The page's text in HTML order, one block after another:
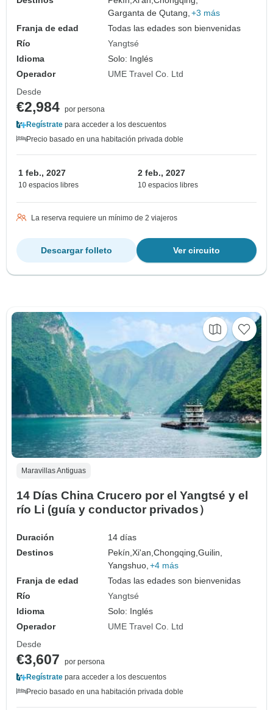
Garganta de Qutang, +3 más
Franja de edad
Todas las edades son bienvenidas
Río
Yangtsé
Idioma
Solo: Inglés
Operador
UME Travel Co. Ltd
Desde
€2,984 por persona
Regístrate para acceder a los descuentos
Precio basado en una habitación privada doble
1 feb., 2027
10 espacios libres
2 feb., 2027
10 espacios libres
La reserva requiere un mínimo de 2 viajeros
Ver circuito
Descargar folleto
Maravillas Antiguas
14 Días China Crucero por el Yangtsé y el
río Li (guía y conductor privados）
Duración
14 días
Destinos
Pekín,Xi'an,Chongqing,Guilin,
Yangshuo, +4 más
Franja de edad
Todas las edades son bienvenidas
Río
Yangtsé
Idioma
Solo: Inglés
Operador
UME Travel Co. Ltd
Desde
€3,607
por persona
Regístrate para acceder a los descuentos
Precio basado en una habitación privada doble